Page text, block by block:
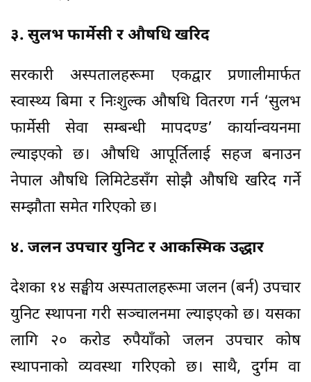
३. सुलभ फार्मेसी र औषधि खरिद
सरकारी अस्पतालहरूमा एकद्वार प्रणालीमार्फत
स्वास्थ्य बिमा र निःशुल्क औषधि वितरण गर्न ‘सुलभ
फार्मेसी सेवा सम्बन्धी मापदण्ड’ कार्यान्वयनमा
ल्याइएको छ। औषधि आपूर्तिलाई सहज बनाउन
नेपाल औषधि लिमिटेडसँग सोझै औषधि खरिद गर्ने
सम्झौता समेत गरिएको छ।
४. जलन उपचार युनिट र आकस्मिक उद्धार
देशका १४ सङ्घीय अस्पतालहरूमा जलन (बर्न) उपचार
युनिट स्थापना गरी सञ्चालनमा ल्याइएको छ। यसका
लागि २० करोड रुपैयाँको जलन उपचार कोष
स्थापनाको व्यवस्था गरिएको छ। साथै, दुर्गम वा